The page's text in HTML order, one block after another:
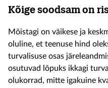
Kõige soodsam on
Mõistagi on väikese ja
oluline, et teenuse hind
turvalisuse osas
osutuvad lõpuks ikkagi
olukorrad, mitte igakuine